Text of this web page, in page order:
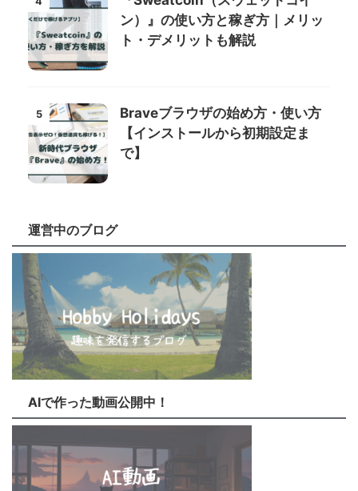
ン）』の使い方と稼ぎ方｜メリッ
ト・デメリットも解説
5
Braveブラウザの始め方・使い方
【インストールから初期設定ま
で】
運営中のブログ
AIで作った動画公開中！